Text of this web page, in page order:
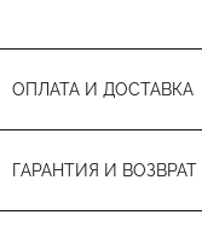
ОПЛАТА И ДОСТАВКА
ГАРАНТИЯ И ВОЗВРАТ